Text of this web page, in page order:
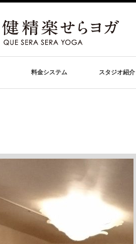
料金システム スタジオ紹介